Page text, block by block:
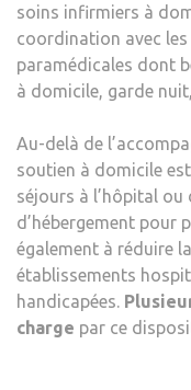
soins infirmiers à
coordination avec
paramédicales dont
à domicile, garde
Au-delà de
soutien à domicile
séjours à l’hôpital ou
d’hébergement pour
également à réduire
établissements
handicapées.
charge par ce